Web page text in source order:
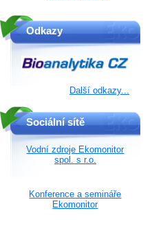
Odkazy
Další odkazy...
Sociální sítě
Vodní zdroje Ekomonitor
spol. s r.o.
Konference a semináře
Ekomonitor